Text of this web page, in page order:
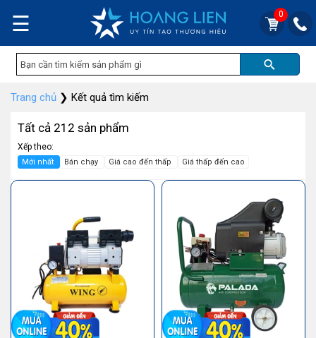
☰ 0
Trang chủ ❯ Kết quả tìm kiếm
Tất cả 212 sản phẩm
Xếp theo:
Mới nhất Bán chạy Giá cao đến thấp Giá thấp đến cao